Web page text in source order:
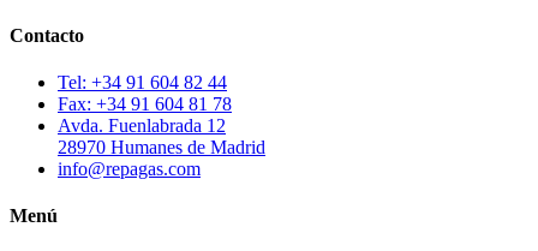
Contacto
Tel: +34 91 604 82 44
Fax: +34 91 604 81 78
Avda. Fuenlabrada 12
28970 Humanes de Madrid
info@repagas.com
Menú